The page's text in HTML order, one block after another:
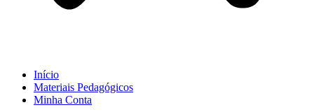
Início
Materiais Pedagógicos
Minha Conta